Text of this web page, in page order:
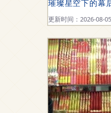
璀璨星空下的幕
更新时间：2026-08-